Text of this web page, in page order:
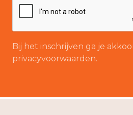
Bij het inschrijven ga je
privacyvoorwaarden.